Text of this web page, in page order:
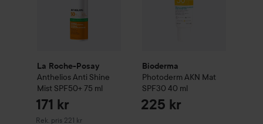
La Roche-Posay
AntheliosAnti Shine
Mist SPF50+75 ml
171 kr
Rek. pris 221 kr
Rekommenderat pris 221 kr
Bioderma
PhotodermAKN Mat
SPF30 40 ml
225 kr